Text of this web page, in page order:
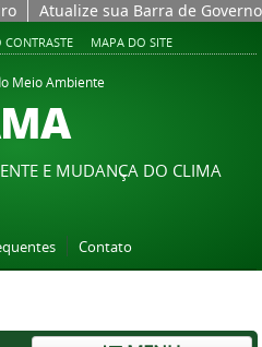
Atualize sua Barra de Governo
CONTRASTE MAPA DO SITE
Meio Ambiente
E MUDANÇA DO CLIMA
Contato